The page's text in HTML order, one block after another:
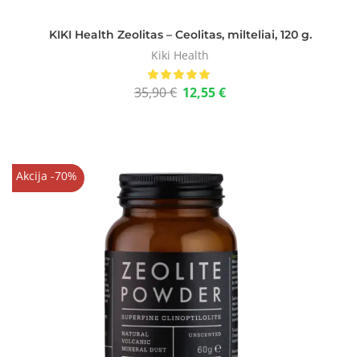
KIKI Health Zeolitas – Ceolitas, milteliai, 120 g.
Kiki Health
35,90€ 12,55€
Akcija -70%